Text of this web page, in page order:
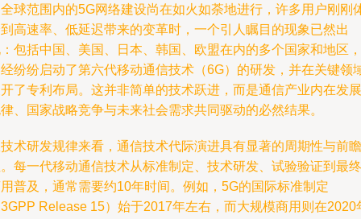
球范围内的5G网络建设尚在如火如荼地进行，许多用户刚刚
高速率、低延迟带来的变革时，一个引人瞩目的现象已然出
包括中国、美国、日本、韩国、欧盟在内的多个国家和地区，
纷纷启动了第六代移动通信技术（6G）的研发，并在关键领
了专利布局。这并非简单的技术跃进，而是通信产业内在发展
、国家战略竞争与未来社会需求共同驱动的必然结果。
术研发规律来看，通信技术代际演进具有显著的周期性与前瞻
每一代移动通信技术从标准制定、技术研发、试验验证到最终
普及，通常需要约10年时间。例如，5G的国际标准制定
Release 15）始于2017年左右，而大规模商用则在2020